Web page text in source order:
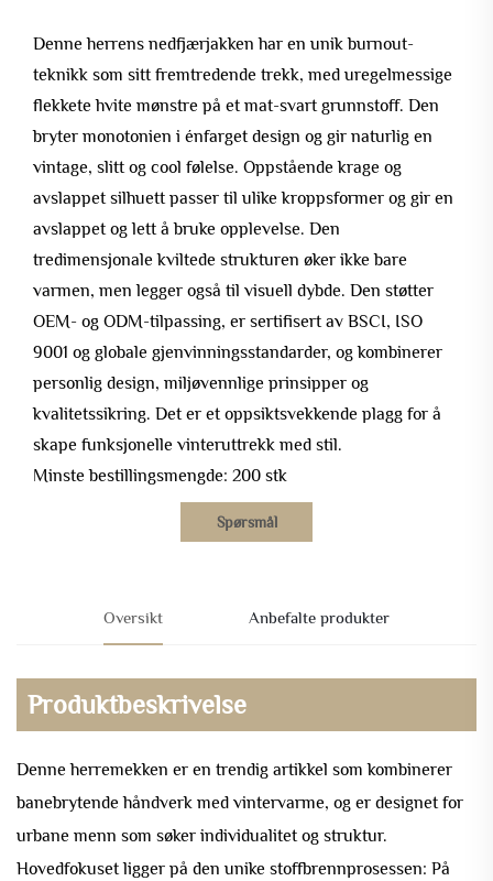
Denne herrens nedfjærjakken har en unik burnout-
teknikk som sitt fremtredende trekk, med uregelmessige
flekkete hvite mønstre på et mat-svart grunnstoff. Den
bryter monotonien i énfarget design og gir naturlig en
vintage, slitt og cool følelse. Oppstående krage og
avslappet silhuett passer til ulike kroppsformer og gir en
avslappet og lett å bruke opplevelse. Den
tredimensjonale kviltede strukturen øker ikke bare
varmen, men legger også til visuell dybde. Den støtter
OEM- og ODM-tilpassing, er sertifisert av BSCI, ISO
9001 og globale gjenvinningsstandarder, og kombinerer
personlig design, miljøvennlige prinsipper og
kvalitetssikring. Det er et oppsiktsvekkende plagg for å
skape funksjonelle vinteruttrekk med stil.
Minste bestillingsmengde: 200 stk
Spørsmål
Oversikt Anbefalte produkter
Produktbeskrivelse
Denne herremekken er en trendig artikkel som kombinerer
banebrytende håndverk med vintervarme, og er designet for
urbane menn som søker individualitet og struktur.
Hovedfokuset ligger på den unike stoffbrennprosessen: På